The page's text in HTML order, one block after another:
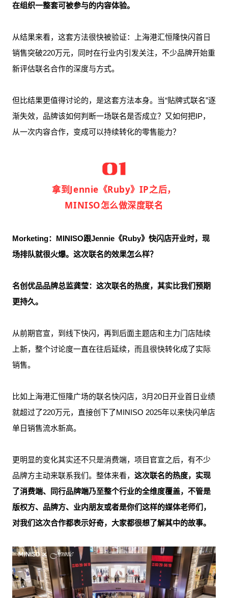
在组织一整套可被参与的内容体验。
从结果来看，这套方法很快被验证：上海港汇恒隆快闪首日
销售突破220万元，同时在行业内引发关注，不少品牌开始重
新评估联名合作的深度与方式。
但比结果更值得讨论的，是这套方法本身。当“贴牌式联名”逐
渐失效，品牌该如何判断一场联名是否成立？又如何把IP，
从一次内容合作，变成可以持续转化的零售能力？
拿到Jennie《Ruby》IP之后，
MINISO怎么做深度联名
Morketing：MINISO跟Jennie《Ruby》快闪店开业时， 现
场排队就很火爆。这次联名的效果怎么样？
名创优品品牌总监龚莹： 这次联名的热度，其实比我们预期
更持久。
从前期官宣，到线下快闪，再到后面主题店和主力门店陆续
上新，整个讨论度一直在往后延续，而且很快转化成了实际
销售。
比如上海港汇恒隆广场的联名快闪店，3月20日开业首日业绩
就超过了220万元，直接创下了MINISO 2025年以来快闪单店
单日销售流水新高。
更明显的变化其实还不只是消费端，项目官宣之后，有不少
品牌方主动来联系我们。整体来看， 这次联名的热度，实现
了消费端、同行品牌端乃至整个行业的全维度覆盖，不管是
版权方、品牌方、业内朋友或者是你们这样的媒体老师们，
对我们这次合作都表示好奇，大家都很想了解其中的故事。